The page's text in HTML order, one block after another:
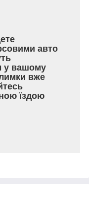
авто
у вашому
вже
їздою